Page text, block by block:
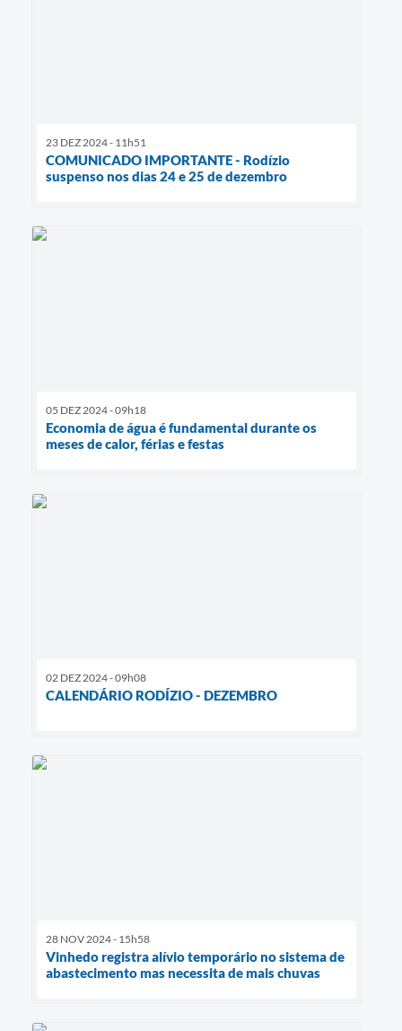
23 DEZ 2024 - 11h51
COMUNICADO IMPORTANTE - Rodízio
suspenso nos dias 24 e 25 de dezembro
05 DEZ 2024 - 09h18
Economia de água é fundamental durante os
meses de calor, férias e festas
02 DEZ 2024 - 09h08
CALENDÁRIO RODÍZIO - DEZEMBRO
28 NOV 2024 - 15h58
Vinhedo registra alívio temporário no sistema de
abastecimento mas necessita de mais chuvas